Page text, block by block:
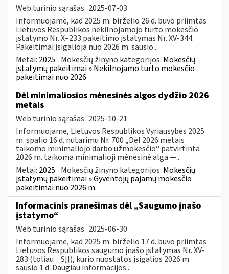
Web turinio sąrašas 2025-07-03
Informuojame, kad 2025 m. birželio 26 d. buvo priimtas
Lietuvos Respublikos nekilnojamojo turto mokesčio
įstatymo Nr. X–233 pakeitimo įstatymas Nr. XV-344.
Pakeitimai įsigalioja nuo 2026 m. sausio...
Metai: 2025 Mokesčių žinyno kategorijos: Mokesčių
įstatymų pakeitimai » Nekilnojamo turto mokesčio
pakeitimai nuo 2026
Dėl minimaliosios mėnesinės algos dydžio 2026
metais
Web turinio sąrašas 2025-10-21
Informuojame, Lietuvos Respublikos Vyriausybės 2025
m. spalio 16 d. nutarimu Nr. 700 „Dėl 2026 metais
taikomo minimaliojo darbo užmokesčio“ patvirtinta
2026 m. taikoma minimalioji mėnesinė alga —...
Metai: 2025 Mokesčių žinyno kategorijos: Mokesčių
įstatymų pakeitimai » Gyventojų pajamų mokesčio
pakeitimai nuo 2026 m.
Informacinis pranešimas dėl „Saugumo įnašo
įstatymo“
Web turinio sąrašas 2025-06-30
Informuojame, kad 2025 m. birželio 17 d. buvo priimtas
Lietuvos Respublikos saugumo įnašo įstatymas Nr. XV-
283 (toliau − SĮĮ), kurio nuostatos įsigalios 2026 m.
sausio 1 d. Daugiau informacijos...